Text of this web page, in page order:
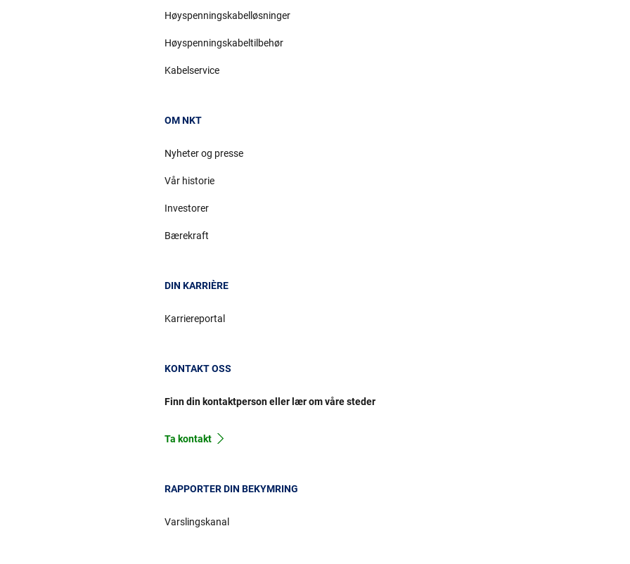
Høyspenningskabelløsninger
Høyspenningskabeltilbehør
Kabelservice
OM NKT
Nyheter og presse
Vår historie
Investorer
Bærekraft
DIN KARRIÈRE
Karriereportal
KONTAKT OSS
Finn din kontaktperson eller lær om våre steder
Ta kontakt
RAPPORTER DIN BEKYMRING
Varslingskanal